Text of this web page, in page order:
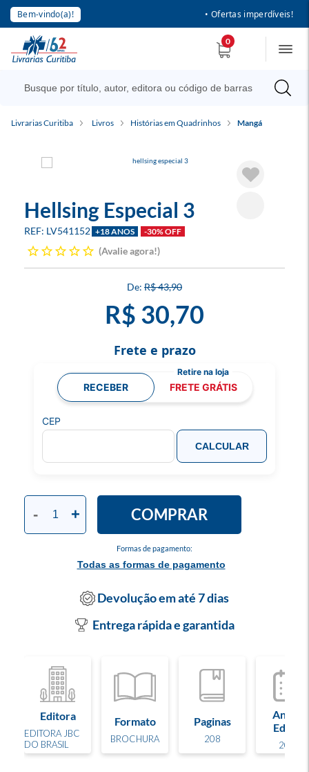
Bem-vindo(a)! • Ofertas imperdíveis!
0
Livrarias Curitiba Livros Histórias em Quadrinhos Mangá
Hellsing Especial 3
LV541152 +18 ANOS -30% OFF
Avalie agora!
R$ 43,90
R$ 30,70
Formas de pagamento:
Todas as formas de pagamento
- + COMPRAR
Frete e prazo
RECEBER FRETE GRÁTIS
CEP
CALCULAR
Devolução em até 7 dias
Entrega rápida e garantida
Editora
EDITORA JBC
DO BRASIL
Formato
BROCHURA
Paginas
208
Ano de
Edição
2025